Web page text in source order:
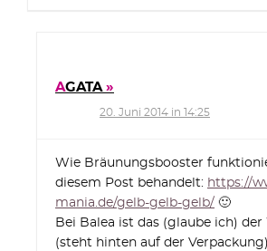
AGATA
20. Juni 2014 in 14:25
Wie Bräunungsbooster
diesem Post behandelt: https://
mania.de/gelb-gelb-gelb/ 🙂
Bei Balea ist das (glaube ich)
(steht hinten auf der